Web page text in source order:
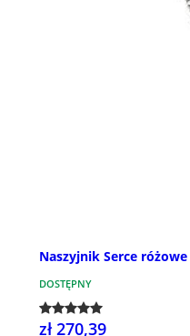
Naszyjnik Serce
DOSTĘPNY
zł 270,39